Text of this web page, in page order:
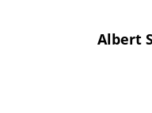
Albert